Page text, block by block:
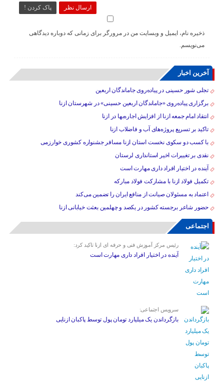
ارسال نظر پاک کردن !
ذخیره نام، ایمیل و وبسایت من در مرورگر برای زمانی که دوباره دیدگاهی
می‌نویسم.
آخرین اخبار
تجلی شور حسینی در پیاده‌روی جاماندگان اربعین
برگزاری پیاده‌روی «جاماندگان اربعین حسینی» در شهرستان ازنا
انتقاد امام جمعه ازنا از افزایش اجاره‌بها در ازنا
تاکید بر تسریع پروژه‌های آب و فاضلاب ازنا
با کسب دو سکوی نخست استان ازنا مسافر جشنواره کشوری خوارزمی
نقدی بر تغییرات اخیر استانداری لرستان
آینده در اختیار افراد داری مهارت است
تکمیل فولاد ازنا با مشارکت فولاد مبارکه
اعتماد به مسئولان صیانت از منافع ایران را تضمین می‌کند
حضور شاعر برجسته کشور در یکصد و چهلمین بعثت خیابانی ازنا
اجتماعی
رئیس مرکز آموزش فنی و حرفه ای ازنا تاکید کرد:
آینده در اختیار افراد داری مهارت است
سرویس اجتماعی:
بازگرداندن یک میلیارد تومان پول توسط پاکبان ازنایی